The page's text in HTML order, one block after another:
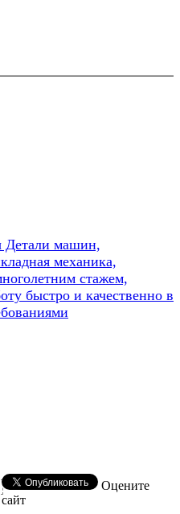
Детали машин,
механика,
стажем,
быстро и качественно в
Оцените
сайт